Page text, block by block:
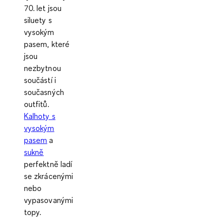
70. let jsou
siluety s
vysokým
pasem, které
jsou
nezbytnou
součástí i
současných
outfitů.
Kalhoty s
vysokým
pasem a
sukně
perfektně ladí
se zkrácenými
nebo
vypasovanými
topy.